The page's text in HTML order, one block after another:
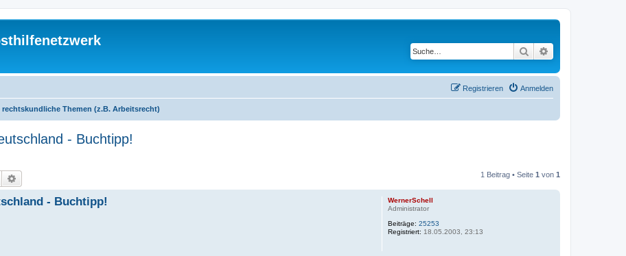
Suche
Anmelden
Registrieren
rechtskundliche Themen (z.B. Arbeitsrecht)
- Buchtipp!
Suche 1 Beitrag • Seite 1 von 1
WernerSchell
Administrator
Beiträge: 25253
Registriert: 18.05.2003, 23:13
- Buchtipp!